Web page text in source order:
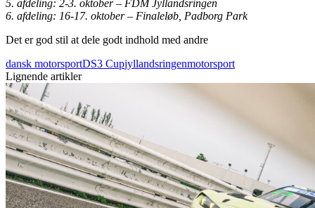
5. afdeling: 2-3. oktober – FDM Jyllandsringen
6. afdeling: 16-17. oktober – Finaleløb, Padborg Park
Det er god stil at dele godt indhold med andre
dansk motorsportDS3 Cupjyllandsringenmotorsport
Lignende artikler